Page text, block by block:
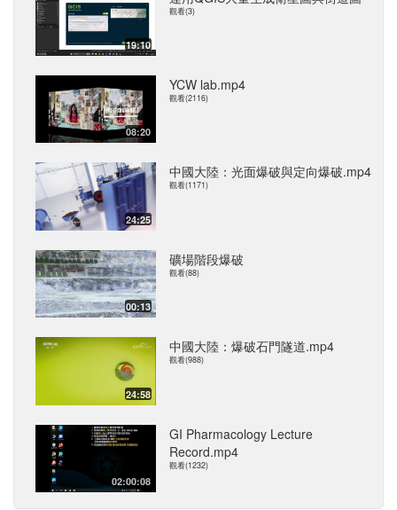
19:10
觀看(3)
08:20
YCW lab.mp4
觀看(2116)
24:25
中國大陸：光面爆破與定向爆破.mp4
觀看(1171)
00:13
礦場階段爆破
觀看(88)
24:58
中國大陸：爆破石門隧道.mp4
觀看(988)
02:00:08
GI Pharmacology Lecture
Record.mp4
觀看(1232)